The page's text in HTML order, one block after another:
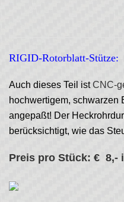
RIGID-Rotorblatt-Stütze:
Auch dieses Teil istCNC-
hochwertigem, schwarzen
angepaßt! Der
berücksichtigt, wie das
Preis pro Stück: € 8,-